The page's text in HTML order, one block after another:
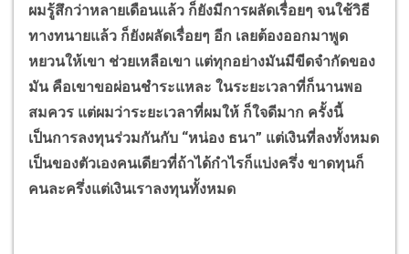
ผมรู้สึกว่าหลายเดือนแล้ว ก็ยังมีการผลัดเรื่อยๆ จนใช้วิธี
ทางทนายแล้ว ก็ยังผลัดเรื่อยๆ อีก เลยต้องออกมาพูด
หยวนให้เขา ช่วยเหลือเขา แต่ทุกอย่างมันมีขีดจำกัดของ
มัน คือเขาขอผ่อนชำระแหละ ในระยะเวลาที่ก็นานพอ
สมควร แต่ผมว่าระยะเวลาที่ผมให้ ก็ใจดีมาก ครั้งนี้
เป็นการลงทุนร่วมกันกับ “หน่อง ธนา” แต่เงินที่ลงทั้งหมด
เป็นของตัวเองคนเดียวที่ถ้าได้กำไรก็แบ่งครึ่ง ขาดทุนก็
คนละครึ่งแต่เงินเราลงทุนทั้งหมด